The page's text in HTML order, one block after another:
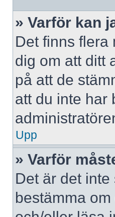
» Varför kan
Det finns flera
dig om att ditt
på att de
att du inte har
Upp
» Varför
Det är det
bestämma